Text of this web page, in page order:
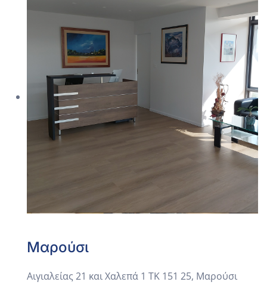
Μαρούσι
Αιγιαλείας 21 και Χαλεπά 1 ΤΚ 151 25, Μαρούσι